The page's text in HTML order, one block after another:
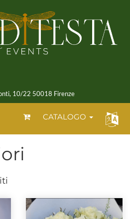
10/22 50018 Firenze
CATALOGO